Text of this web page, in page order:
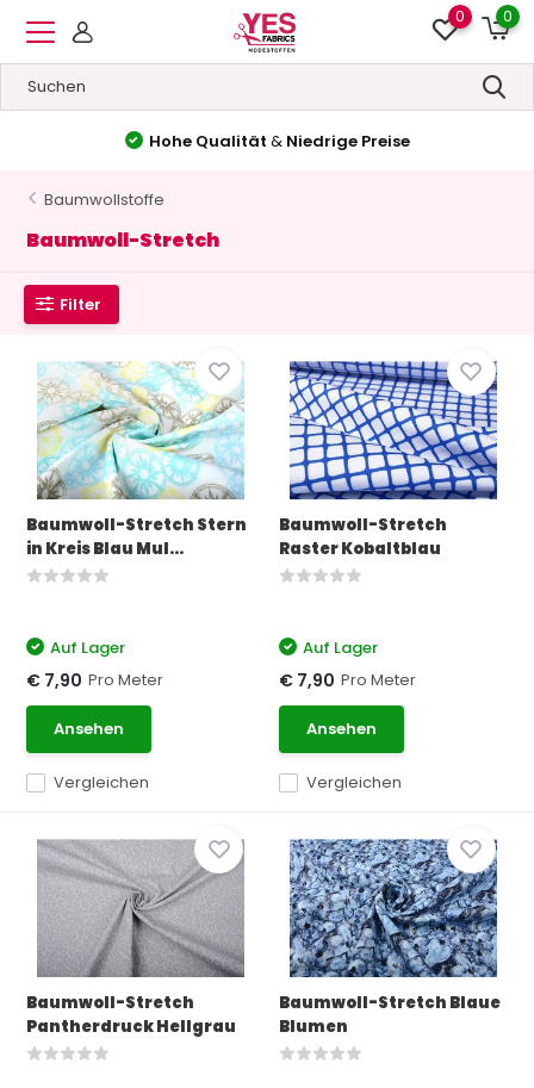
0 0
Hohe Qualität & Niedrige Preise
Baumwollstoffe
Baumwoll-Stretch
Filter
Baumwoll-Stretch Stern
in Kreis Blau Mul...
Vergleichen
Auf Lager
€ 7,90 Pro Meter
Ansehen
Baumwoll-Stretch
Raster Kobaltblau
Vergleichen
Auf Lager
€ 7,90 Pro Meter
Ansehen
Baumwoll-Stretch
Pantherdruck Hellgrau
Baumwoll-Stretch Blaue
Blumen